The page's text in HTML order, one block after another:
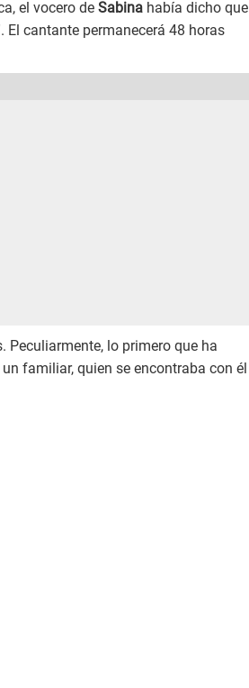
el vocero de Sabina había dicho que
El cantante permanecerá 48 horas
Peculiarmente, lo primero que ha
familiar, quien se encontraba con él